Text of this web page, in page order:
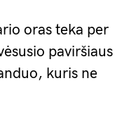
oras teka per
paviršiaus
kuris ne